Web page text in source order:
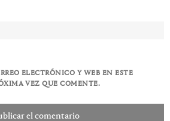
ELECTRÓNICO Y WEB EN ESTE
VEZ QUE COMENTE.